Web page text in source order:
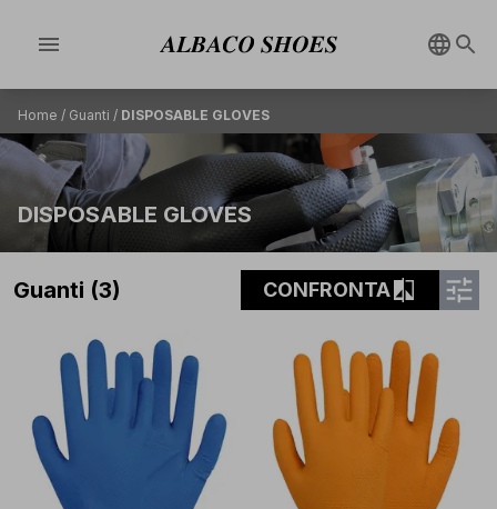
menu
Home / Guanti / DISPOSABLE GLOVES
DISPOSABLE GLOVES
Guanti (3) CONFRONTAcompare tune